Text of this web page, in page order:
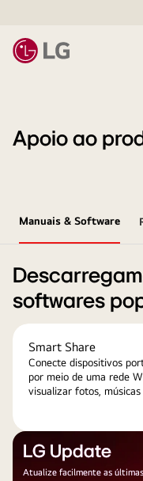
Apoio ao
Manuais & Software
softwares
Smart Share
Conecte dispositivos
por meio de uma rede
visualizar fotos, músicas
LG Update
Atualize facilmente as